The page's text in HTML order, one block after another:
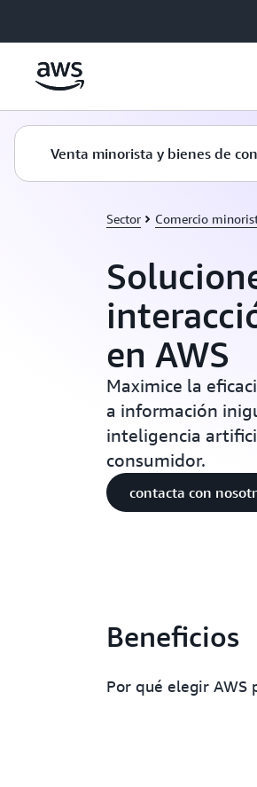
Venta minorista y bienes de
Sector Comercio
en AWS
Maximice la
a información
inteligencia
consumidor.
contacta con
Beneficios
Por qué elegir AWS